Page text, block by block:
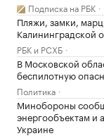
Подписка на РБК
Пляжи, замки,
Калининградской
РБК и РСХБ
В Московской
беспилотную
Политика
Минобороны
энергообъектам и
Украине